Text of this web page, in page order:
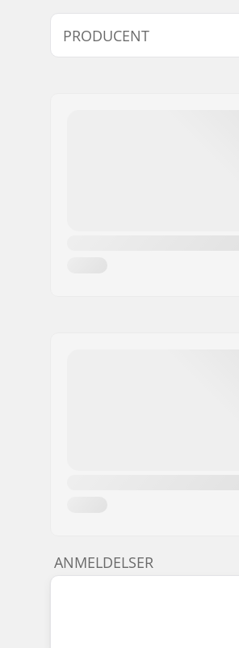
Vægt:
Type:
Aktivitet:
PRODUCENT
ANMELDELSER